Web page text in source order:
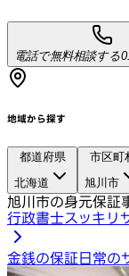
電話で無料相談する
地域から探す
都道府県
北海道
市区町
旭川市
旭川市の身元保証
行政書士スッキリ
金銭の保証日常の